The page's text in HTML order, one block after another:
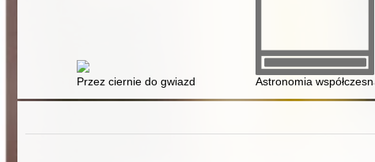
Przez ciernie do gwiazd : opowieść o Janie Keplerze
Astronomia współczesna